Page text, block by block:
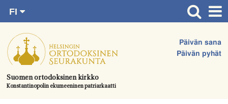
suoraan
sisältöön.
Suomen ortodoksinen kirkko
Konstantinopolin ekumeeninen patriarkaatti
Päivän sana
Päivän pyhät
FI
SV
EN
UA
Etusivu
Ajankohtaista
Juhlat & toimitukset